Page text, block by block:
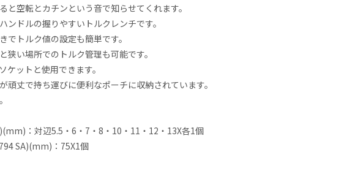
空転とカチンという音で知らせてくれます。
ドルの握りやすいトルクレンチです。
トルク値の設定も簡単です。
狭い場所でのトルク管理も可能です。
ットと使用できます。
頑丈で持ち運びに便利なポーチに収納されています。
：対辺5.5・6・7・8・10・11・12・13X各1個
SA)(mm)：75X1個